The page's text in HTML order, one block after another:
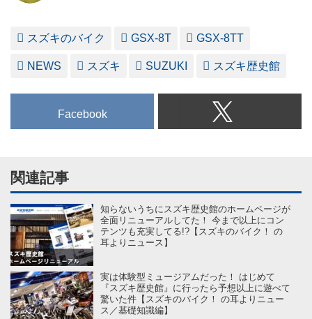
スズキのバイク GSX-8T GSX-8TT
NEWS スズキ SUZUKI スズキ歴史館
Facebook
関連記事
知らないうちにスズキ歴史館のホームページが
全面リニューアルしてた！ 今まで以上にコン
テンツも充実してる!?【スズキのバイク！ の
耳よりニュース】
実は体験型ミュージアムだった！ はじめて
『スズキ歴史館』に行ったら予想以上に遊べて
驚いた件【スズキのバイク！ の耳よりニュー
ス／基礎知識編】